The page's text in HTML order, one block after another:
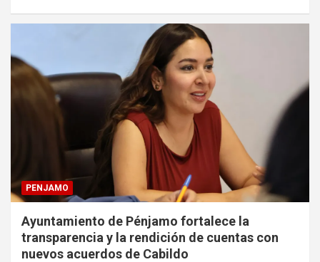
PENJAMO
Ayuntamiento de Pénjamo fortalece la
transparencia y la rendición de cuentas con
nuevos acuerdos de Cabildo